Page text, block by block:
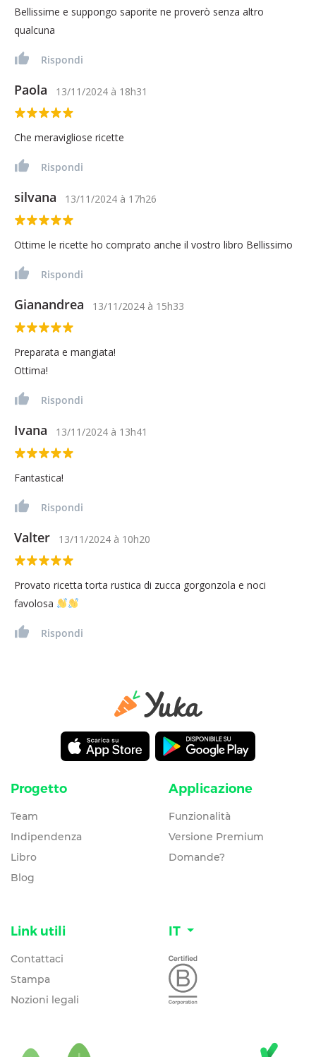
Bellissime e suppongo saporite ne proverò senza altro
qualcuna
Rispondi
Paola 13/11/2024 à 18h31
Che meravigliose ricette
Rispondi
silvana 13/11/2024 à 17h26
Ottime le ricette ho comprato anche il vostro libro Bellissimo
Rispondi
Gianandrea 13/11/2024 à 15h33
Preparata e mangiata!
Ottima!
Rispondi
Ivana 13/11/2024 à 13h41
Fantastica!
Rispondi
Valter 13/11/2024 à 10h20
Provato ricetta torta rustica di zucca gorgonzola e noci
favolosa
Rispondi
Progetto
Team
Indipendenza
Libro
Blog
Applicazione
Funzionalità
Versione Premium
Domande?
Link utili
Contattaci
Stampa
Nozioni legali
IT